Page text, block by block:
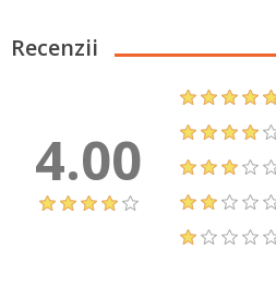
Recenzii
4.00